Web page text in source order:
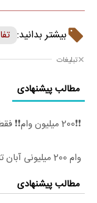
بیشتر بدانید:
تبلیغات
مطالب پیشنهادی
❗❗200 میلیون وام❗❗ فقط با احراز هویت
وام 200 میلیونی آبان تتر. همین الان احراز هویت کن!
مطالب پیشنهادی